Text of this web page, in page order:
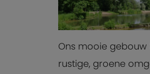
Ons mooie gebouw
rustige, groene